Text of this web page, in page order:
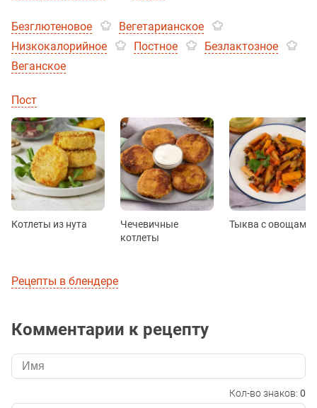
Безглютеновое
Вегетарианское
Низкокалорийное
Постное
Безлактозное
Веганское
Пост
Котлеты из нута
Чечевичные
котлеты
Тыква с овощами
Рецепты в блендере
Комментарии к рецепту
Кол-во знаков: 0